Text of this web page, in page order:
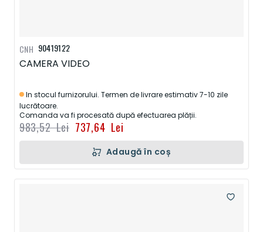
90419122
CAMERA VIDEO
In stocul furnizorului. Termen de livrare estimativ 7-10 zile
lucrătoare.
Comanda va fi procesată după efectuarea plății.
737,64 Lei
983,52 Lei
CNH
Adaugă în coș